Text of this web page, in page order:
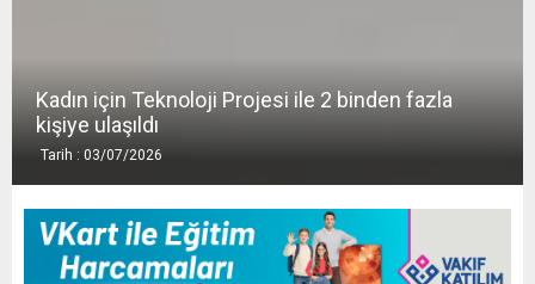
AKadın için Teknoloji Projesi ile 2 binden fazla
kişiye ulaşıldı
Tarih : 03/07/2026